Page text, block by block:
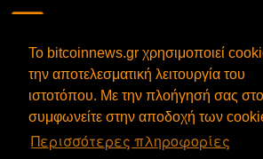
To bitcoinnews.gr χρησιμοποιεί
την αποτελεσματική λειτουργία του
ιστοτόπου. Με την πλοήγησή σας
συμφωνείτε στην αποδοχή των
Περισσότερες πληροφορίες